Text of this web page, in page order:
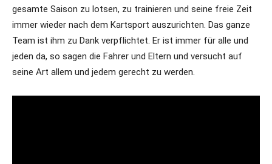
gesamte Saison zu lotsen, zu trainieren und seine freie Zeit
immer wieder nach dem Kartsport auszurichten. Das ganze
Team ist ihm zu Dank verpflichtet. Er ist immer für alle und
jeden da, so sagen die Fahrer und Eltern und versucht auf
seine Art allem und jedem gerecht zu werden.